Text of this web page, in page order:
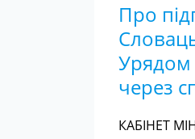
Про
Урядом
через
КАБІНЕТ